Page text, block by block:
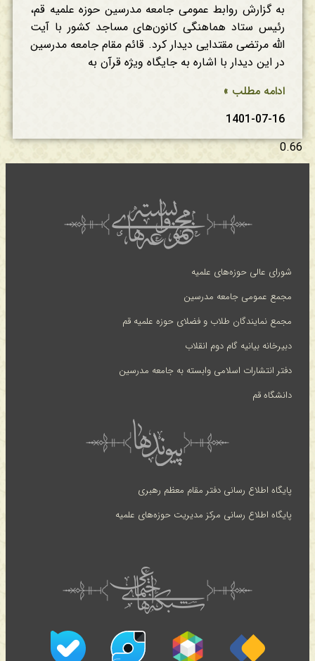
به گزارش روابط عمومی جامعه مدرسین حوزه علمیه قم،
رئیس ستاد هماهنگی کانون‌های مساجد کشور با آیت
الله مرتضی مقتدایی دیدار کرد. قائم مقام جامعه مدرسین
در این دیدار با اشاره به جایگاه ویژه قرآن به
ادامه مطلب »
1401-07-16
شورای عالی حوزه‌های علمیه
مجمع عمومی جامعه مدرسین
مجمع نمایندگان طلاب و فضلای حوزه علمیه قم
دبیرخانه بیانیه گام دوم انقلاب
دفتر انتشارات اسلامی وابسته به جامعه مدرسین
دانشگاه قم
پایگاه اطلاع رسانی دفتر مقام معظم رهبری
پایگاه اطلاع رسانی مرکز مدیریت حوزه‌های علمیه